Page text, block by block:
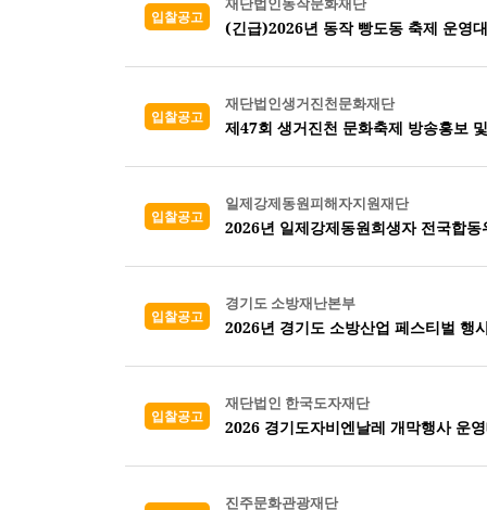
입찰공고
(긴급)2026년 동작 빵도동 축제 운영
입찰공고
재단법인생거진천문화재단
제47회 생거진천 문화축제 방송홍보
입찰공고
일제강제동원피해자지원재단
2026년 일제강제동원희생자 전국합
입찰공고
경기도 소방재난본부
2026년 경기도 소방산업 페스티벌 행
입찰공고
재단법인 한국도자재단
2026 경기도자비엔날레 개막행사 운
진주문화관광재단